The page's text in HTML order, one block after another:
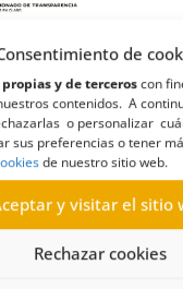
de
y de terceroscon
contenidos. A
o personalizar
sus preferencias o tener
de nuestro sitio web.
y visitar el sitio
Rechazar cookies